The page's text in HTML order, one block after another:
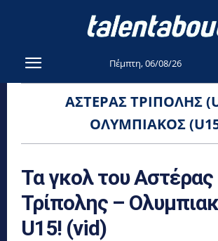
Πέμπτη, 06/08/26
ΑΣΤΈΡΑΣ ΤΡΊΠΟΛΗΣ
ΟΛΥΜΠΙΑΚΌΣ
Τα γκολ του Αστέρας
Τρίπολης –
U15! (vid)